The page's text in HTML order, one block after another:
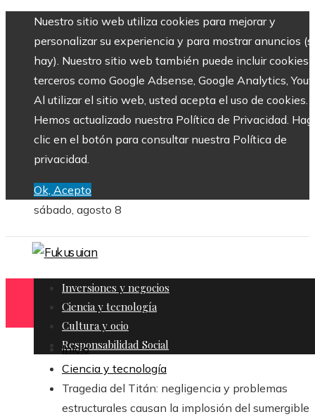
Nuestro sitio web utiliza cookies para mejorar y
personalizar su experiencia y para mostrar anuncios
hay). Nuestro sitio web también puede incluir cookies
terceros como Google Adsense, Google Analytics,
Al utilizar el sitio web, usted acepta el uso de cookies.
Hemos actualizado nuestra Política de Privacidad.
clic en el botón para consultar nuestra Política de
privacidad.
Ok, Acepto
sábado, agosto 8
Inversiones y negocios
Ciencia y tecnología
Cultura y ocio
Responsabilidad Social
Inicio
Ciencia y tecnología
Tragedia del Titán: negligencia y problemas
estructurales causan la implosión del sumergible